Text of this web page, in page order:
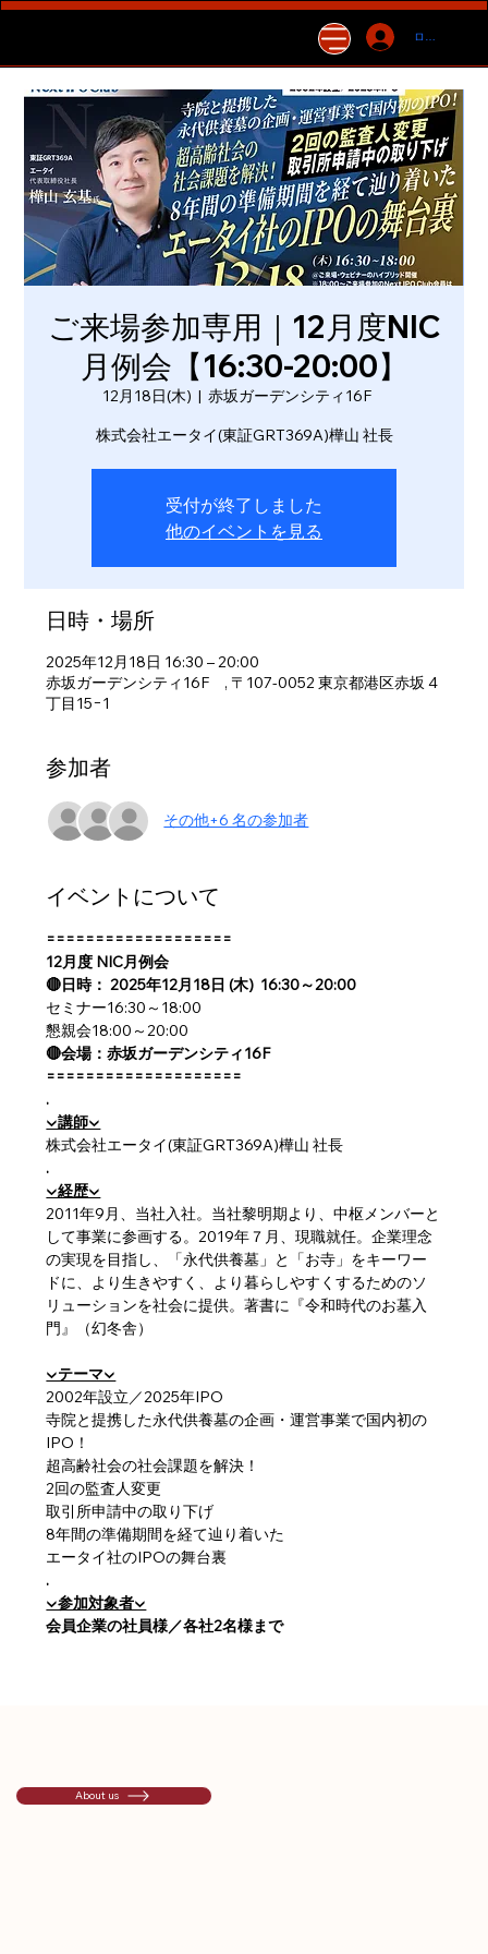
ログイン
ご来場参加専用｜12月度NIC
月例会【16:30-20:00】
12月18日(木)
  |
赤坂ガーデンシティ16F
株式会社エータイ(東証GRT369A)樺山 社長
受付が終了しました
他のイベントを見る
日時・場所
2025年12月18日 16:30 – 20:00
赤坂ガーデンシティ16F , 〒107-0052 東京都港区赤坂 4
丁目15−1
参加者
その他+6 名の参加者
イベントについて
===================
12月度 NIC月例会
🔴日時： 2025年12月18日 (木)  16:30～20:00
セミナー16:30～18:00
懇親会18:00～20:00
🔴会場：赤坂ガーデンシティ16F
====================
.
▼講師▼
株式会社エータイ(東証GRT369A)樺山 社長
.
▼経歴▼
2011年9月、当社入社。当社黎明期より、中枢メンバーと
して事業に参画する。2019年７月、現職就任。企業理念
の実現を目指し、「永代供養墓」と「お寺」をキーワー
ドに、より生きやすく、より暮らしやすくするためのソ
リューションを社会に提供。著書に『令和時代のお墓入
門』（幻冬舎）
▼テーマ▼
2002年設立／2025年IPO
寺院と提携した永代供養墓の企画・運営事業で国内初の
IPO！
超高齢社会の社会課題を解決！
2回の監査人変更
取引所申請中の取り下げ
8年間の準備期間を経て辿り着いた
エータイ社のIPOの舞台裏
.
▼参加対象者▼
会員企業の社員様／各社2名様まで
About us